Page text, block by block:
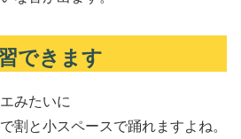
できます
みたいに
割と小スペースで踊れますよね。